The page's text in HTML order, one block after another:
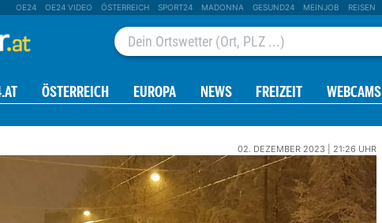
OE24 OE24 VIDEO ÖSTERREICH SPORT24 MADONNA GESUND24 MEINJOB REISEN
ÖSTERREICH EUROPA NEWS FREIZEIT WEBCAMS
02. DEZEMBER 2023 | 21:26 UHR